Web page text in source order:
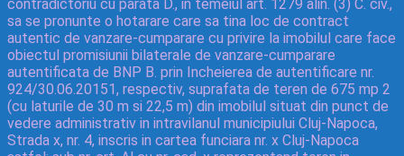
contradictoriu cu parata D., in temeiul art. 1279 alin. (3) C. civ.,
sa se pronunte o hotarare care sa tina loc de contract
autentic de vanzare-cumparare cu privire la imobilul care face
obiectul promisiunii bilaterale de vanzare-cumparare
autentificata de BNP B. prin Incheierea de autentificare nr.
924/30.06.20151, respectiv, suprafata de teren de 675 mp 2
(cu laturile de 30 m si 22,5 m) din imobilul situat din punct de
vedere administrativ in intravilanul municipiului Cluj-Napoca,
Strada x, nr. 4, inscris in cartea funciara nr. x Cluj-Napoca